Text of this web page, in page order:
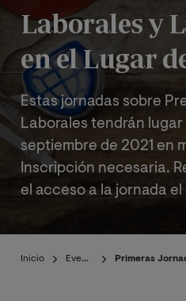
EC
Laborales y
en el Lugar
Estas jornadas sobre
Laborales tendrán lugar
septiembre de 2021 en
Inscripción necesaria.
el acceso a la jornada
Inicio Eventos Primeras